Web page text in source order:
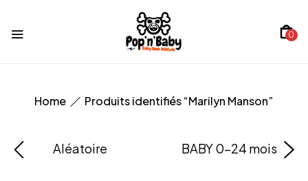
0
Home Produits identifiés “Marilyn Manson”
Aléatoire BABY 0-24 mois